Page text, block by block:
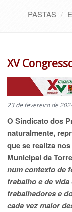
PASTAS
XV
23 de fevereiro de
O Sindicato dos
naturalmente,
que se realiza
Municipal da
num contexto de
trabalho e de
trabalhadores e
cada vez maior